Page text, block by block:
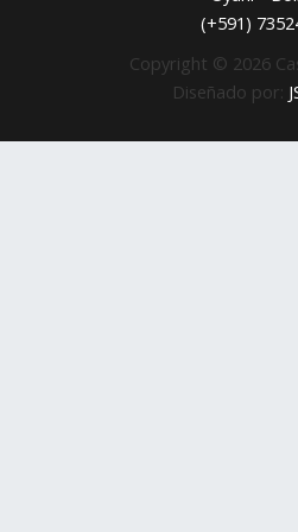
(+591)
Copyright © 2026
Diseñado por: